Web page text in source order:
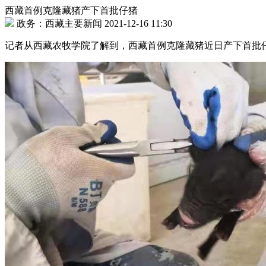
西藏首例克隆藏猪产下首批仔猪
政务：西藏主要新闻 2021-12-16 11:30
记者从西藏农牧学院了解到，西藏首例克隆藏猪近日产下首批